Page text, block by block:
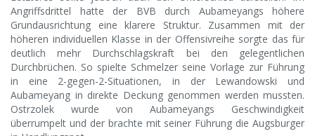
Angriffsdrittel hatte der BVB durch Aubameyangs höhere
Grundausrichtung eine klarere Struktur. Zusammen mit der
höheren individuellen Klasse in der Offensivreihe sorgte das für
deutlich mehr Durchschlagskraft bei den gelegentlichen
Durchbrüchen. So spielte Schmelzer seine Vorlage zur Führung
in eine 2-gegen-2-Situationen, in der Lewandowski und
Aubameyang in direkte Deckung genommen werden mussten.
Ostrzolek wurde von Aubameyangs Geschwindigkeit
überrumpelt und der brachte mit seiner Führung die Augsburger